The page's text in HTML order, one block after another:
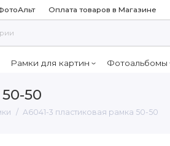
Оплата товаров в Магазине
Рамки для картин Фотоальбомы
50
A6041-3 пластиковая рамка 50-50